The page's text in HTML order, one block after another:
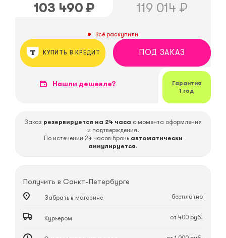
103 490 ₽ 119 014 ₽
Всё раскупили
ПОД ЗАКАЗ
КУПИТЬ В КРЕДИТ
Нашли дешевле?
Гарантия
1 год
Заказ резервируется на 24 часа с момента оформления
и подтверждения.
По истечении 24 часов бронь автоматически
аннулируется.
Получить в Санкт-Петербурге
Забрать в магазине бесплатно
Курьером от 400 руб.